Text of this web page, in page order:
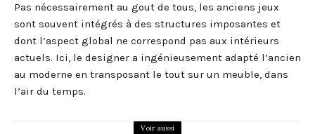
Pas nécessairement au gout de tous, les anciens jeux
sont souvent intégrés à des structures imposantes et
dont l’aspect global ne correspond pas aux intérieurs
actuels. Ici, le designer a ingénieusement adapté l’ancien
au moderne en transposant le tout sur un meuble, dans
l’air du temps.
Voir aussi